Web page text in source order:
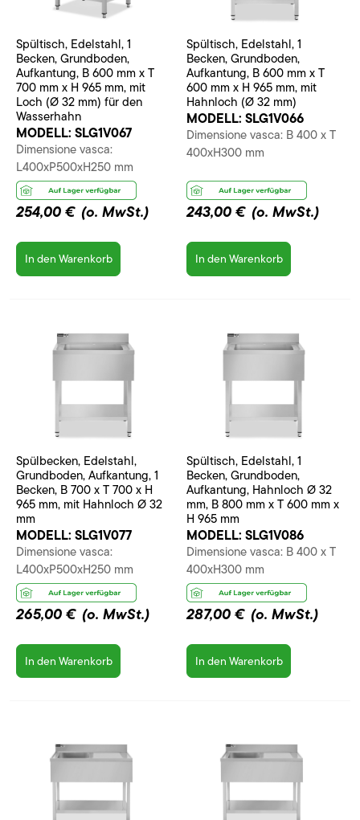
Spültisch, Edelstahl, 1
Becken, Grundboden,
Aufkantung, B 600 mm x T
700 mm x H 965 mm, mit
Loch (Ø 32 mm) für den
Wasserhahn
MODELL: SLG1V067
Dimensione vasca:
L400xP500xH250 mm
254,00 € (o. MwSt.)
In den Warenkorb
Spültisch, Edelstahl, 1
Becken, Grundboden,
Aufkantung, B 600 mm x T
600 mm x H 965 mm, mit
Hahnloch (Ø 32 mm)
MODELL: SLG1V066
Dimensione vasca: B 400 x T
400xH300 mm
243,00 € (o. MwSt.)
In den Warenkorb
Spülbecken, Edelstahl,
Grundboden, Aufkantung, 1
Becken, B 700 x T 700 x H
965 mm, mit Hahnloch Ø 32
mm
MODELL: SLG1V077
Dimensione vasca:
L400xP500xH250 mm
265,00 € (o. MwSt.)
In den Warenkorb
Spültisch, Edelstahl, 1
Becken, Grundboden,
Aufkantung, Hahnloch Ø 32
mm, B 800 mm x T 600 mm x
H 965 mm
MODELL: SLG1V086
Dimensione vasca: B 400 x T
400xH300 mm
287,00 € (o. MwSt.)
In den Warenkorb